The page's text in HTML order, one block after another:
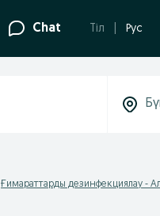
Chat Tіл Рус
Ғимараттарды дезинфекциялау -